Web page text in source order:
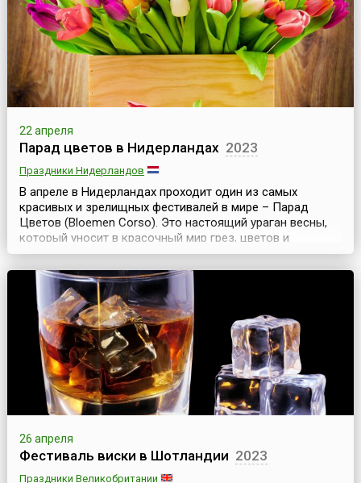
22 апреля
Парад цветов в Нидерландах 2023
Праздники Нидерландов
В апреле в Нидерландах проходит один из самых
красивых и зрелищных фестивалей в мире – Парад
Цветов (Bloemen Corso). Это настоящий ураган весны,
который уносит в красочный мир грез, цветов и
солнца.Весь праздник цветов длится 5 дней, но главное
мероприятие – парад проходит в субботу. По традиции,
цветочное шествие, начинающееся в 9 утра в
Нордвейке, представляет собой большую праздничную
колон...
26 апреля
Фестиваль виски в Шотландии 2023
Праздники Великобритании